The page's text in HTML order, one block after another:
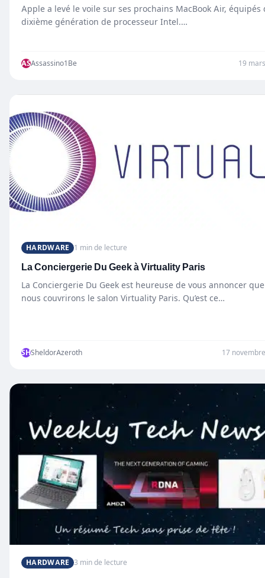
Apple a levé le voile sur ses prochains MacBook Air, équipés
dixième génération de processeur Intel.…
ASAssassino1Be 19
HARDWARE 1 min de lecture
La Conciergerie Du Geek à Virtuality Paris
La Conciergerie Du Geek est heureuse de vous annoncer que
nous couvrirons le salon Virtuality Paris. Qu’est ce…
SHSheldorAzeroth 17
HARDWARE 3 min de lecture